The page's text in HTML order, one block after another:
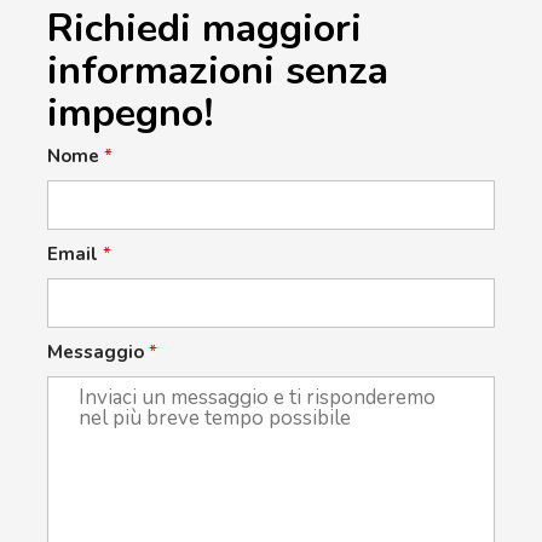
Richiedi maggiori
informazioni senza
impegno!
Nome *
Email *
Messaggio *